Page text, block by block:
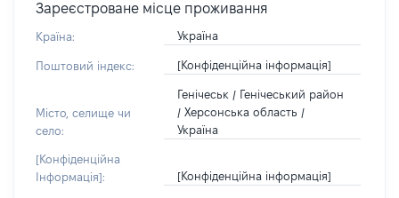
Зареєстроване місце проживання
Країна: Україна
Поштовий індекс: [Конфіденційна інформація]
Місто, селище чи
село:
Генічеськ / Генічеський район
/ Херсонська область /
Україна
[Конфіденційна
Інформація]:
[Конфіденційна інформація]